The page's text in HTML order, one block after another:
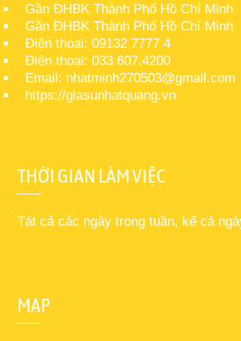
Gần ĐHBK Thành Phố Hồ Chí Minh
Gần ĐHBK Thành Phố Hồ Chí Minh
Điện thoại: 09132 7777 4
Điện thoại: 033 607.4200
Email: nhatminh270503@gmail.com
https://giasunhatquang.vn
THỜI GIAN LÀM VIỆC
Tát cả các ngày trong tuần, kể cả
MAP